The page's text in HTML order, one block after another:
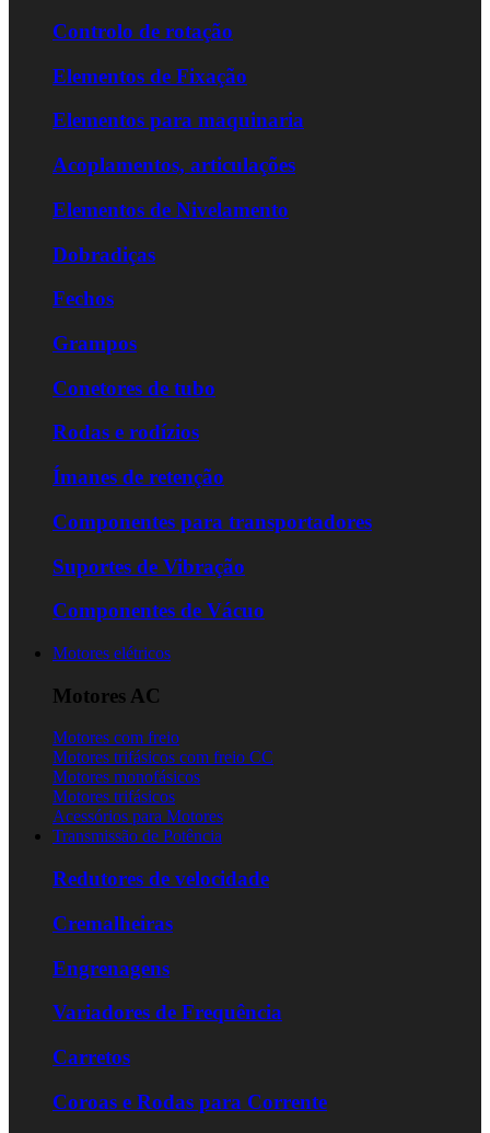
Controlo de rotação
Elementos de Fixação
Elementos para maquinaria
Acoplamentos, articulações
Elementos de Nivelamento
Dobradiças
Fechos
Grampos
Conetores de tubo
Rodas e rodízios
Ímanes de retenção
Componentes para transportadores
Suportes de Vibração
Componentes de Vácuo
Motores elétricos
Motores AC
Motores com freio
Motores trifásicos com freio CC
Motores monofásicos
Motores trifásicos
Acessórios para Motores
Transmissão de Potência
Redutores de velocidade
Cremalheiras
Engrenagens
Variadores de Frequência
Carretos
Coroas e Rodas para Corrente